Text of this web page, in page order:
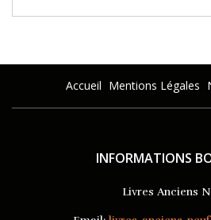
Accueil Mentions Légales
INFORMATIONS
Livres Anciens